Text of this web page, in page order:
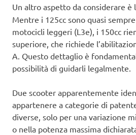
Un altro aspetto da considerare è
Mentre i 125cc sono quasi
motocicli leggeri (L3e), i 150cc
superiore, che richiede
A. Questo dettaglio è
possibilità di guidarli legalmente.
Due scooter apparentemente
appartenere a categorie di
diverse, solo per una variazione
o nella potenza massima